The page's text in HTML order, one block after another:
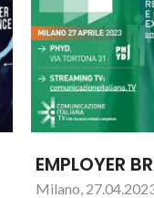
EMPLOYER
Milano,